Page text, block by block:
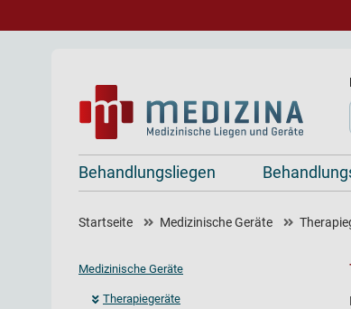
Behandlungsliegen
Startseite Medizinische Geräte
Medizinische Geräte
Therapiegeräte